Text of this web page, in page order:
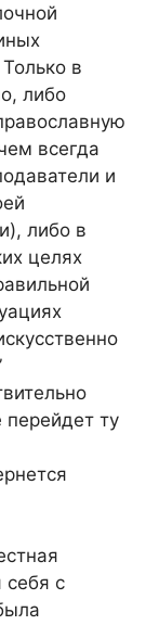
в
либо
всегда
и
либо в
целях
перейдет ту
с